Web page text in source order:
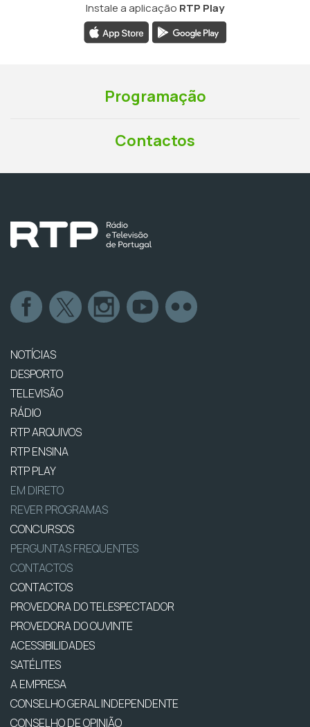
Instale a aplicação RTP Play
Programação
Contactos
NOTÍCIAS
DESPORTO
TELEVISÃO
RÁDIO
RTP ARQUIVOS
RTP ENSINA
RTP PLAY
EM DIRETO
REVER PROGRAMAS
CONCURSOS
PERGUNTAS FREQUENTES
CONTACTOS
CONTACTOS
PROVEDORA DO TELESPECTADOR
PROVEDORA DO OUVINTE
ACESSIBILIDADES
SATÉLITES
A EMPRESA
CONSELHO GERAL INDEPENDENTE
CONSELHO DE OPINIÃO